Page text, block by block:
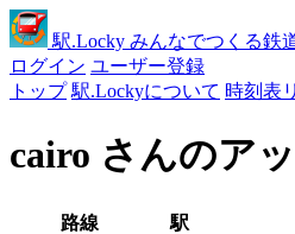
駅.Locky みんなでつくる鉄
ログイン ユーザー登録
トップ 駅.Lockyについて 時刻表
cairo さんのア
路線 駅